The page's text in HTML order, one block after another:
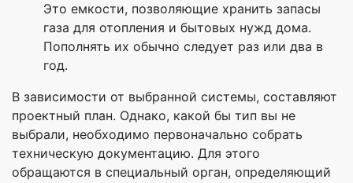
Это емкости, позволяющие хранить запасы
газа для отопления и бытовых нужд дома.
Пополнять их обычно следует раз или два в
год.
В зависимости от выбранной системы, составляют
проектный план. Однако, какой бы тип вы не
выбрали, необходимо первоначально собрать
техническую документацию. Для этого
обращаются в специальный орган, определяющий